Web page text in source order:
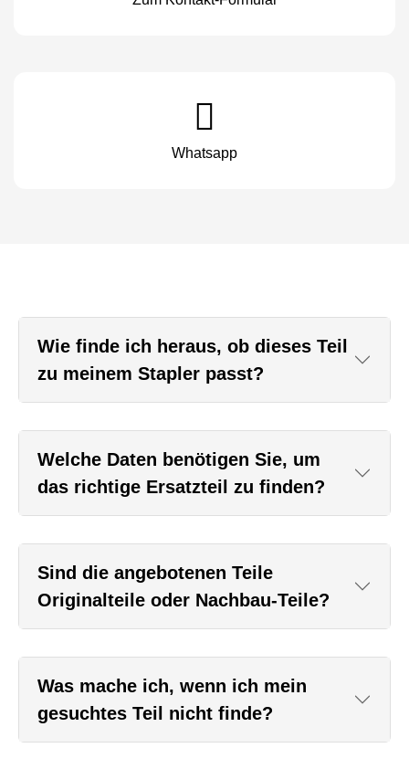
Whatsapp
Wie finde ich heraus, ob dieses Teil
zu meinem Stapler passt?
Welche Daten benötigen Sie, um
das richtige Ersatzteil zu finden?
Sind die angebotenen Teile
Originalteile oder Nachbau-Teile?
Was mache ich, wenn ich mein
gesuchtes Teil nicht finde?